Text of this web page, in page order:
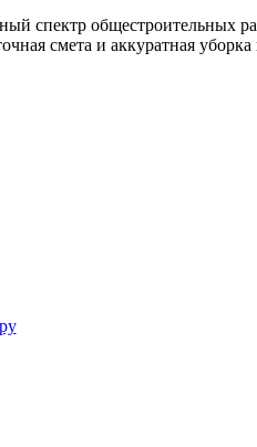
спектр общестроительных
смета и аккуратная уборка